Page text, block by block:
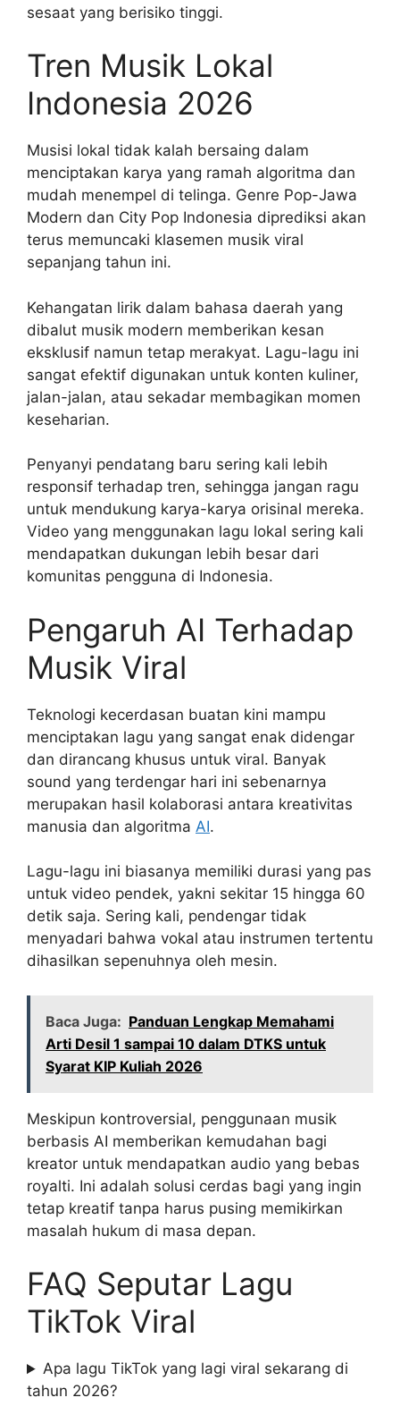
sesaat yang berisiko tinggi.
Tren Musik Lokal
Indonesia 2026
Musisi lokal tidak kalah bersaing dalam
menciptakan karya yang ramah algoritma dan
mudah menempel di telinga. Genre Pop-Jawa
Modern dan City Pop Indonesia diprediksi akan
terus memuncaki klasemen musik viral
sepanjang tahun ini.
Kehangatan lirik dalam bahasa daerah yang
dibalut musik modern memberikan kesan
eksklusif namun tetap merakyat. Lagu-lagu ini
sangat efektif digunakan untuk konten kuliner,
jalan-jalan, atau sekadar membagikan momen
keseharian.
Penyanyi pendatang baru sering kali lebih
responsif terhadap tren, sehingga jangan ragu
untuk mendukung karya-karya orisinal mereka.
Video yang menggunakan lagu lokal sering kali
mendapatkan dukungan lebih besar dari
komunitas pengguna di Indonesia.
Pengaruh AI Terhadap
Musik Viral
Teknologi kecerdasan buatan kini mampu
menciptakan lagu yang sangat enak didengar
dan dirancang khusus untuk viral. Banyak
sound yang terdengar hari ini sebenarnya
merupakan hasil kolaborasi antara kreativitas
manusia dan algoritma AI.
Lagu-lagu ini biasanya memiliki durasi yang pas
untuk video pendek, yakni sekitar 15 hingga 60
detik saja. Sering kali, pendengar tidak
menyadari bahwa vokal atau instrumen tertentu
dihasilkan sepenuhnya oleh mesin.
Baca Juga: Panduan Lengkap Memahami
Arti Desil 1 sampai 10 dalam DTKS untuk
Syarat KIP Kuliah 2026
Meskipun kontroversial, penggunaan musik
berbasis AI memberikan kemudahan bagi
kreator untuk mendapatkan audio yang bebas
royalti. Ini adalah solusi cerdas bagi yang ingin
tetap kreatif tanpa harus pusing memikirkan
masalah hukum di masa depan.
FAQ Seputar Lagu
TikTok Viral
Apa lagu TikTok yang lagi viral sekarang di
tahun 2026?